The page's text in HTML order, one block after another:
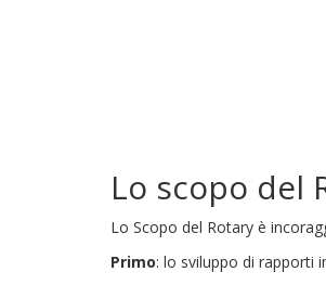
Lo scopo del
Lo Scopo del Rotary è
Primo: lo sviluppo di rapporti